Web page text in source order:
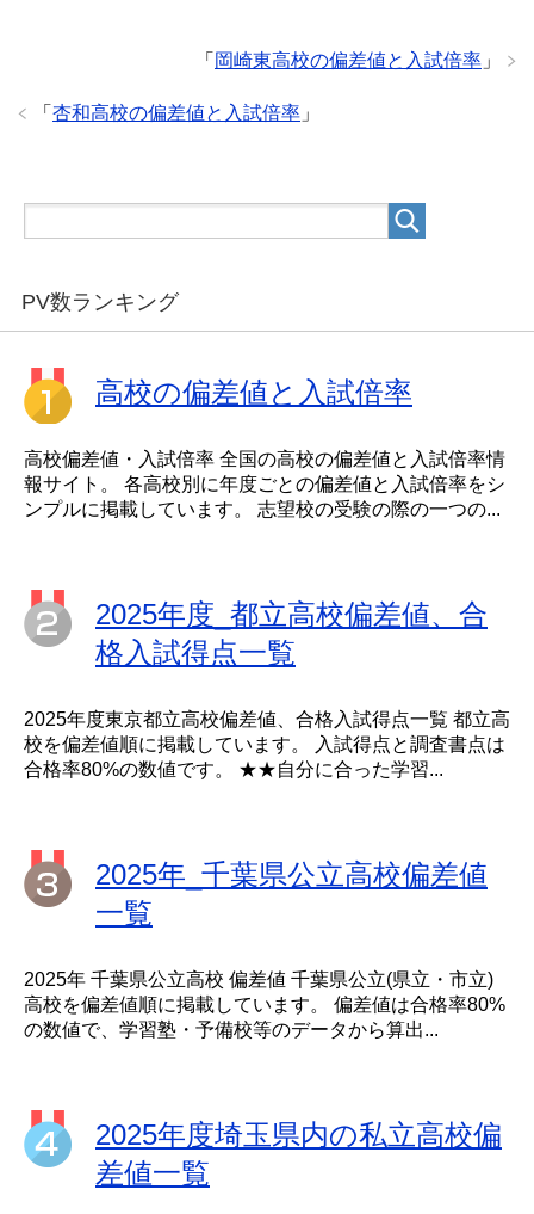
「 岡崎東高校の偏差値と入試倍率 」
「 杏和高校の偏差値と入試倍率 」
PV数ランキング
高校の偏差値と入試倍率
高校偏差値・入試倍率 全国の高校の偏差値と入試倍率情
報サイト。 各高校別に年度ごとの偏差値と入試倍率をシ
ンプルに掲載しています。 志望校の受験の際の一つの...
2025年度_都立高校偏差値、合
格入試得点一覧
2025年度東京都立高校偏差値、合格入試得点一覧 都立高
校を偏差値順に掲載しています。 入試得点と調査書点は
合格率80%の数値です。 ★★自分に合った学習...
2025年_千葉県公立高校偏差値
一覧
2025年 千葉県公立高校 偏差値 千葉県公立(県立・市立)
高校を偏差値順に掲載しています。 偏差値は合格率80%
の数値で、学習塾・予備校等のデータから算出...
2025年度埼玉県内の私立高校偏
差値一覧